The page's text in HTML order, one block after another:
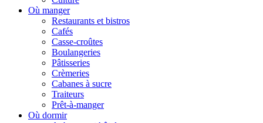
Où manger
Restaurants et bistros
Cafés
Casse-croûtes
Boulangeries
Pâtisseries
Crèmeries
Cabanes à sucre
Traiteurs
Prêt-à-manger
Où dormir